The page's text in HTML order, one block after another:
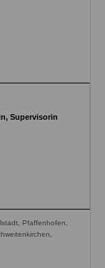
Supervisorin
Pfaffenhofen,